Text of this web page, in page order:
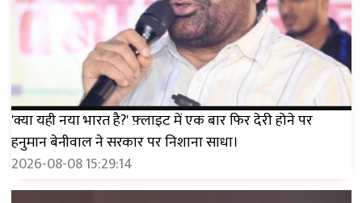
'क्या यही नया भारत है?' फ़्लाइट में एक बार फिर देरी होने पर
हनुमान बेनीवाल ने सरकार पर निशाना साधा।
2026-08-08 15:29:14